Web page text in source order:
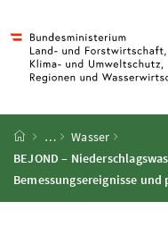
Startseite
…
Wasser
BEJOND –
Bemessungsereignisse